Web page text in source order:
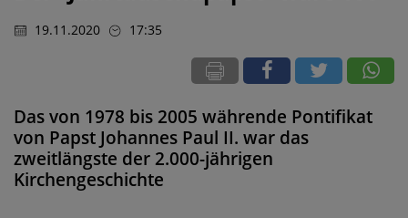
19.11.2020 17:35
Das von 1978 bis 2005 währende Pontifikat
von Papst Johannes Paul II. war das
zweitlängste der 2.000-jährigen
Kirchengeschichte